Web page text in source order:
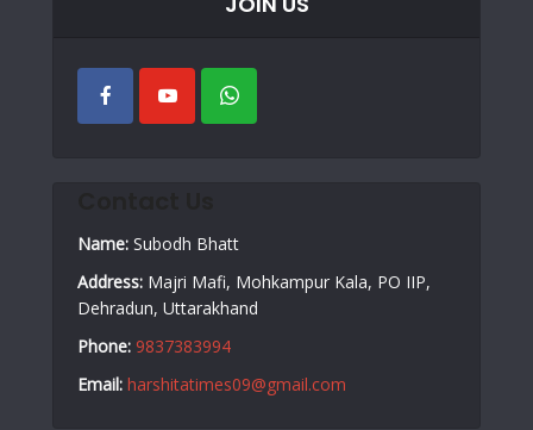
Name: Subodh Bhatt
Address: Majri Mafi, Mohkampur Kala, PO IIP,
Dehradun, Uttarakhand
Phone: 9837383994
Email: harshitatimes09@gmail.com